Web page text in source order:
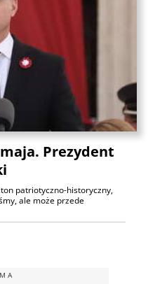
Prezydent
patriotyczno-historyczny,
ale może przede